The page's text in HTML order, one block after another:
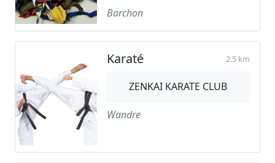
Barchon
Karaté 2.5 km
ZENKAI KARATE CLUB
Wandre